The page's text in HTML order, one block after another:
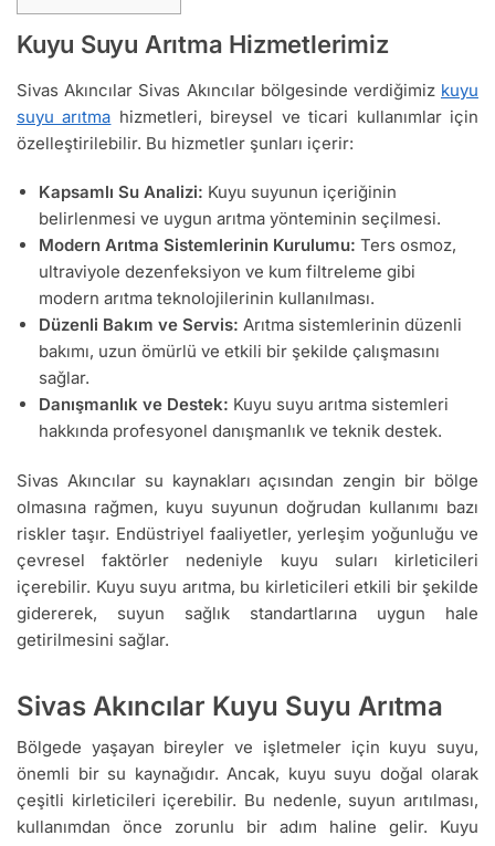
Kuyu Suyu Arıtma Hizmetlerimiz
Sivas Akıncılar Sivas Akıncılar bölgesinde verdiğimiz kuyu
suyu arıtma hizmetleri, bireysel ve ticari kullanımlar için
özelleştirilebilir. Bu hizmetler şunları içerir:
Kapsamlı Su Analizi: Kuyu suyunun içeriğinin
belirlenmesi ve uygun arıtma yönteminin seçilmesi.
Modern Arıtma Sistemlerinin Kurulumu: Ters osmoz,
ultraviyole dezenfeksiyon ve kum filtreleme gibi
modern arıtma teknolojilerinin kullanılması.
Düzenli Bakım ve Servis: Arıtma sistemlerinin düzenli
bakımı, uzun ömürlü ve etkili bir şekilde çalışmasını
sağlar.
Danışmanlık ve Destek: Kuyu suyu arıtma sistemleri
hakkında profesyonel danışmanlık ve teknik destek.
Sivas Akıncılar su kaynakları açısından zengin bir bölge
olmasına rağmen, kuyu suyunun doğrudan kullanımı bazı
riskler taşır. Endüstriyel faaliyetler, yerleşim yoğunluğu ve
çevresel faktörler nedeniyle kuyu suları kirleticileri
içerebilir. Kuyu suyu arıtma, bu kirleticileri etkili bir şekilde
gidererek, suyun sağlık standartlarına uygun hale
getirilmesini sağlar.
Sivas Akıncılar Kuyu Suyu Arıtma
Bölgede yaşayan bireyler ve işletmeler için kuyu suyu,
önemli bir su kaynağıdır. Ancak, kuyu suyu doğal olarak
çeşitli kirleticileri içerebilir. Bu nedenle, suyun arıtılması,
kullanımdan önce zorunlu bir adım haline gelir. Kuyu